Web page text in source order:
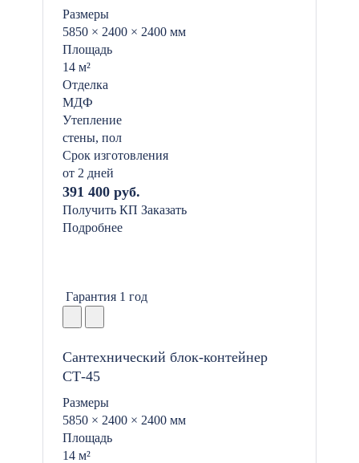
Размеры
5850 × 2400 × 2400 мм
Площадь
14 м²
Отделка
МДФ
Утепление
стены, пол
Срок изготовления
от 2 дней
391 400 руб.
Получить КП Заказать
Подробнее
Гарантия 1 год
Сантехнический блок-контейнер
СТ-45
Размеры
5850 × 2400 × 2400 мм
Площадь
14 м²